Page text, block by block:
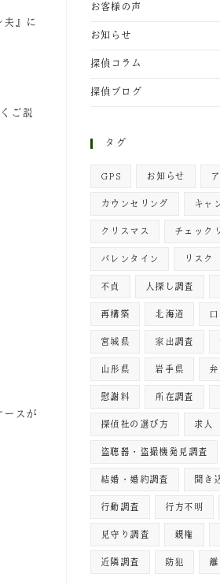
夫』に
ご説
ースが
お客様の声
お知らせ
探偵コラム
探偵ブログ
タグ
GPS お知らせ
カウンセリング キャ
クリスマス チェック
バレンタイン リスク
不貞 人探し調査
再構築 北海道
宮城県 家出調査
山形県 岩手県
慰謝料 所在調査
探偵社の選び方 求人
盗聴器・盗撮機発見調査
結婚・婚約調査 聞き
行動調査 行方不明
見守り調査 親権
近隣調査 防犯